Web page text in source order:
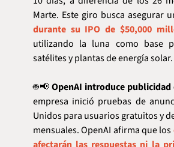
Marte. Este giro busca asegurar
durante su IPO de $50,000
utilizando la luna como base
satélites y plantas de energía solar.
🤖📢OpenAI introduce publicidad
empresa inició pruebas de
Unidos para usuarios gratuitos y
mensuales. OpenAI afirma que los